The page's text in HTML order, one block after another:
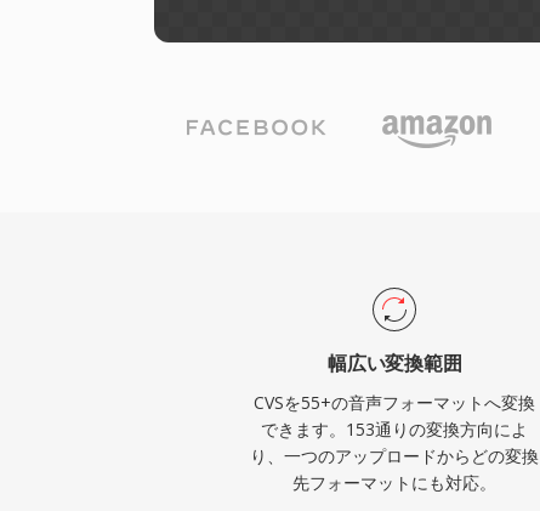
幅広い変換範囲
CVSを55+の音声フォーマットへ変換
できます。153通りの変換方向によ
り、一つのアップロードからどの変換
先フォーマットにも対応。